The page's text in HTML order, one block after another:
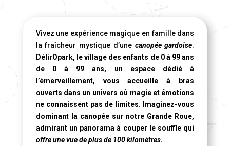
Vivez une expérience magique en famille dans
la fraîcheur mystique d’une canopée gardoise.
DélirOpark, le village des enfants de 0 à 99 ans
de 0 à 99 ans, un espace dédié à
l’émerveillement, vous accueille à bras
ouverts dans un univers où magie et émotions
ne connaissent pas de limites. Imaginez-vous
dominant la canopée sur notre Grande Roue,
admirant un panorama à couper le souffle qui
offre une vue de plus de 100 kilomètres.